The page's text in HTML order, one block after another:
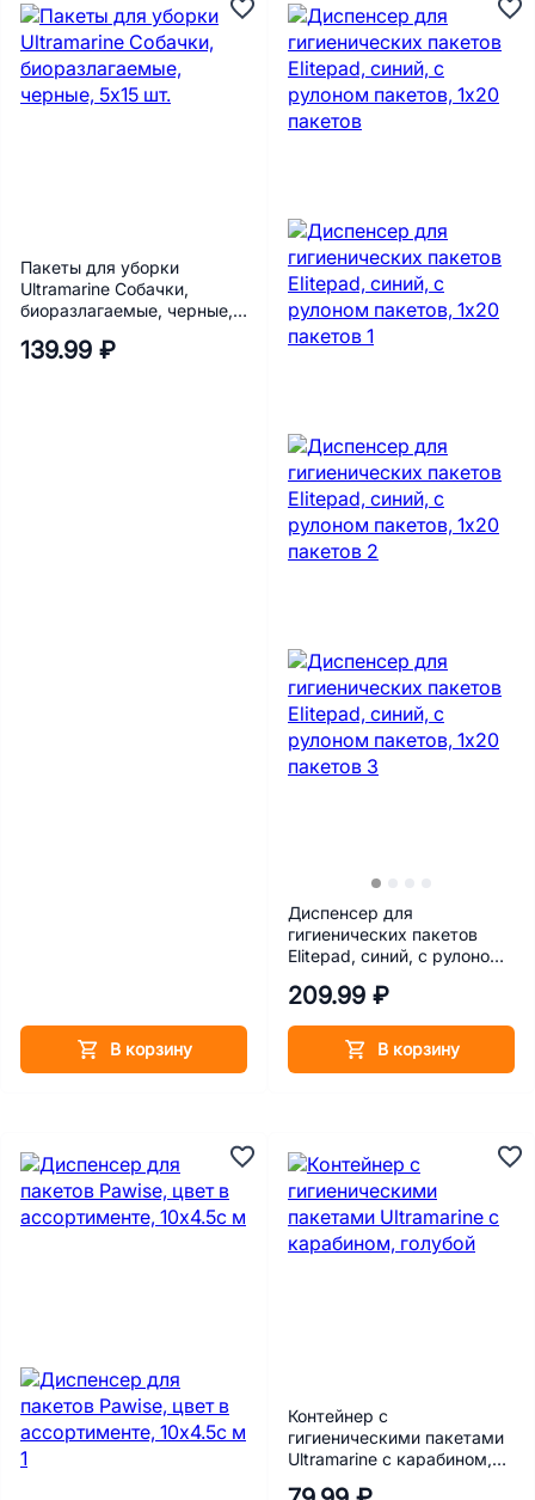
Пакеты для уборки
Ultramarine Собачки,
биоразлагаемые, черные,
139.99 ₽
В корзину
Диспенсер для
гигиенических пакетов
Elitepad, синий, с рулоном
209.99 ₽
В корзину
Контейнер с
гигиеническими пакетами
Ultramarine с карабином,